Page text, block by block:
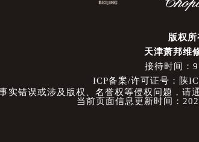
版权所
天津萧邦维
接待时间：
ICP备案/许可证号：陕
实错误或涉及版权、名誉权等侵权问题，
当前页面信息更新时间：